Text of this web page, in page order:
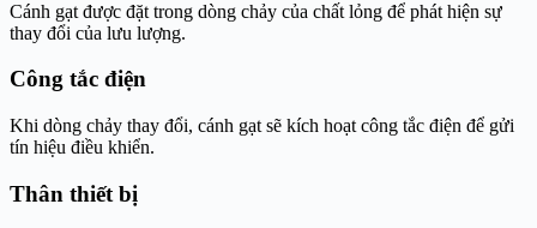
Cánh gạt được đặt trong dòng chảy của chất lỏng để phát hiện sự
thay đổi của lưu lượng.
Công tắc điện
Khi dòng chảy thay đổi, cánh gạt sẽ kích hoạt công tắc điện để gửi
tín hiệu điều khiển.
Thân thiết bị